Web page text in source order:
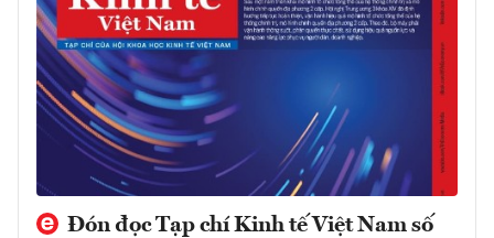
Đón đọc Tạp chí Kinh tế Việt Nam số